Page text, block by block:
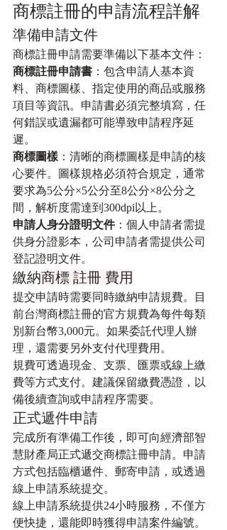
商標註冊的申請流程詳解
準備申請文件
商標註冊申請需要準備以下基本文件：
商標註冊申請書 ：包含申請人基本資
料、商標圖樣、指定使用的商品或服務
項目等資訊。申請書必須完整填寫，任
何錯誤或遺漏都可能導致申請程序延
遲。
商標圖樣 ：清晰的商標圖樣是申請的核
心要件。圖樣規格必須符合規定，通常
要求為5公分×5公分至8公分×8公分之
間，解析度需達到300dpi以上。
申請人身分證明文件：個人申請者需提
供身分證影本，公司申請者需提供公司
登記證明文件。
繳納商標 註冊 費用
提交申請時需要同時繳納申請規費。目
前台灣商標註冊的官方規費為每件每類
別新台幣3,000元。如果委託代理人辦
理，還需要另外支付代理費用。
規費可透過現金、支票、匯票或線上繳
費等方式支付。建議保留繳費憑證，以
備後續查詢或申請程序需要。
正式遞件申請
完成所有準備工作後，即可向經濟部智
慧財產局正式遞交商標註冊申請。申請
方式包括臨櫃遞件、郵寄申請，或透過
線上申請系統提交。
線上申請系統提供24小時服務，不僅方
便快捷，還能即時獲得申請案件編號。